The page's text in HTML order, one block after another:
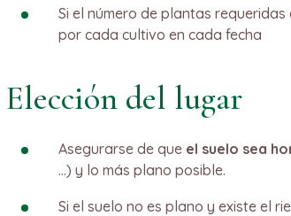
Si el número de plantas
por cada cultivo en cada fecha
Elección del lugar
Asegurarse de que el suelo sea
…) y lo más plano posible.
Si el suelo no es plano y existe el